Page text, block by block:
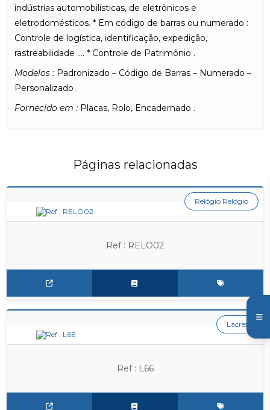
indústrias automobilísticas, de eletrônicos e
eletrodomésticos. * Em código de barras ou numerado :
Controle de logística, identificação, expedição,
rastreabilidade …. * Controle de Patrimônio .
Modelos : Padronizado – Código de Barras – Numerado –
Personalizado .
Fornecido em : Placas, Rolo, Encadernado .
Páginas relacionadas
Ref : RELO02
Relógio Relógio
Ref : L66
Lacres